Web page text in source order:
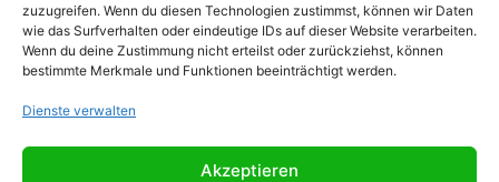
zuzugreifen. Wenn du diesen Technologien zustimmst, können wir Daten
wie das Surfverhalten oder eindeutige IDs auf dieser Website verarbeiten.
Wenn du deine Zustimmung nicht erteilst oder zurückziehst, können
bestimmte Merkmale und Funktionen beeinträchtigt werden.
Dienste verwalten
Akzeptieren
allgemeinen Gesetzen bleiben hiervon unberührt.
Eine diesbezügliche Haftung ist jedoch erst ab dem
Zeitpunkt der Kenntnis einer konkreten
entsprechenden Rechtsverletzungen werden wir
diese Inhalte umgehend entfernen.